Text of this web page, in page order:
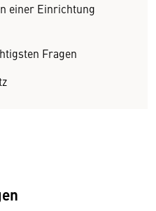
einer Einrichtung
Fragen